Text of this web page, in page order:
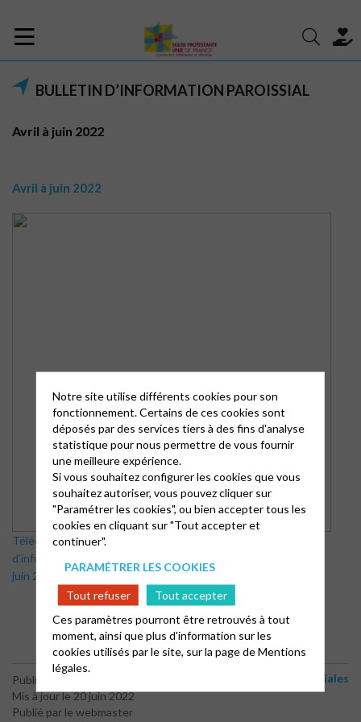
BULLETIN D’INFORMATION PAROISSIAL
Avril à juin 2022
Avril à juin 2022
Télécharger le Bulletin
d’information paroissial (Avril à
juin 2022)
Publié le 1 mai 2022
Mis à jour le 20 juin 2022
Publié par le webmaster
Bulletins d'informations paroissiales
Notre site utilise différents cookies pour son
fonctionnement. Certains de ces cookies sont
déposés par des services tiers à des fins d'analyse
statistique pour nous permettre de vous fournir
une meilleure expérience.
Si vous souhaitez configurer les cookies que vous
souhaitez autoriser, vous pouvez cliquer sur
"Paramétrer les cookies", ou bien accepter tous les
cookies en cliquant sur "Tout accepter et
continuer".
PARAMÉTRER LES COOKIES
Tout refuser
Tout accepter
Ces paramètres pourront être retrouvés à tout
moment, ainsi que plus d'information sur les
cookies utilisés par le site, sur la page deMentions
légales.